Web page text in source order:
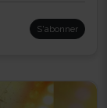
S'abonner